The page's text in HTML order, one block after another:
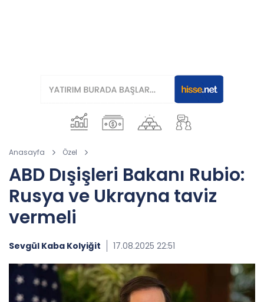
Anasayfa Özel
ABD Dışişleri Bakanı Rubio:
Rusya ve Ukrayna taviz
vermeli
Sevgül Kaba Kolyiğit 17.08.2025 22:51